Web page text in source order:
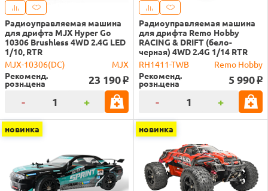
Радиоуправляемая машина
для дрифта MJX Hyper Go
10306 Brushless 4WD 2.4G LED
1/10, RTR
MJX-10306(DC)
MJX
Рекоменд.
розн.цена 23 190 o
- +
Радиоуправляемая машина
для дрифта Remo Hobby
RACING & DRIFT (бело-
черная) 4WD 2.4G 1/14 RTR
RH1411-TWB
Remo Hobby
Рекоменд.
розн.цена 5 990 o
- +
новинка новинка